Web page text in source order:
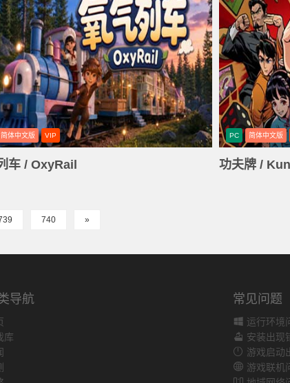
简体中文版 VIP
车 / OxyRail
PC 简体中文版
功夫牌 /
740 »
导航
库
常见问题
运行环境
安装出现
游戏启动
游戏联机